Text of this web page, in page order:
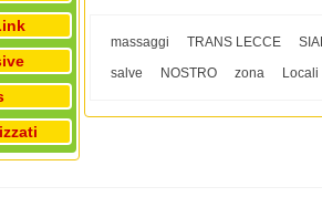
massaggi TRANS LECCE
salve
NOSTRO zona Locali